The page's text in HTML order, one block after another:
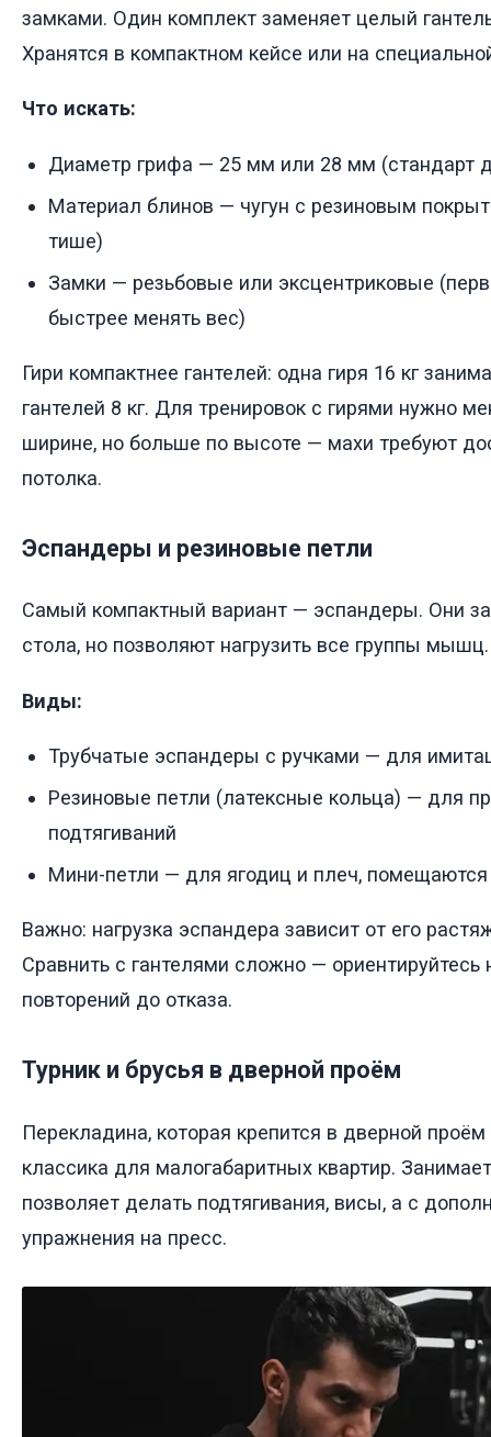
замками. Один комплект заменяет целый
Хранятся в компактном кейсе или на
Что искать:
Диаметр грифа — 25 мм или 28 мм (стандарт
Материал блинов — чугун с резиновым
тише)
Замки — резьбовые или эксцентриковые
быстрее менять вес)
Гири компактнее гантелей: одна гиря 16 кг
гантелей 8 кг. Для тренировок с гирями нужно
ширине, но больше по высоте — махи требуют
потолка.
Эспандеры и резиновые петли
Самый компактный вариант — эспандеры. Они
стола, но позволяют нагрузить все группы мышц.
Виды:
Трубчатые эспандеры с ручками — для
Резиновые петли (латексные кольца) — для
подтягиваний
Мини-петли — для ягодиц и плеч,
Важно: нагрузка эспандера зависит от его
Сравнить с гантелями сложно — ориентируйтесь
повторений до отказа.
Турник и брусья в дверной проём
Перекладина, которая крепится в дверной
классика для малогабаритных квартир.
позволяет делать подтягивания, висы, а с
упражнения на пресс.